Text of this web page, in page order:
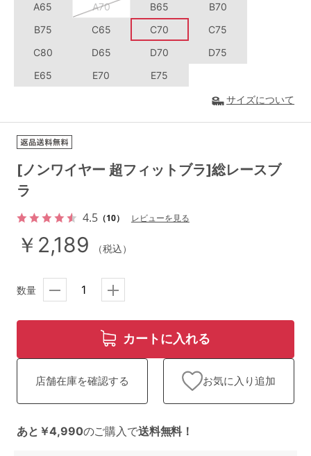
M-AB M-EF
L-AB L-EF
セールアイテム
その他から探す
お気に入り
新着アイテム
高評価レビューアイテム
検索を閉じる
[ノンワイヤー 超フィットブラ]総レースブ
ラ
4.5（10） レビューを見る
￥2,189 （税込）
A65 A70 B65
B70
B75
C65 C70
C75
C80
D65 D70
D75
E65
E70 E75
サイズについて
数量
カートに入れる
店舗在庫を確認する お気に入り追加
あと￥4,990のご購入で送料無料！